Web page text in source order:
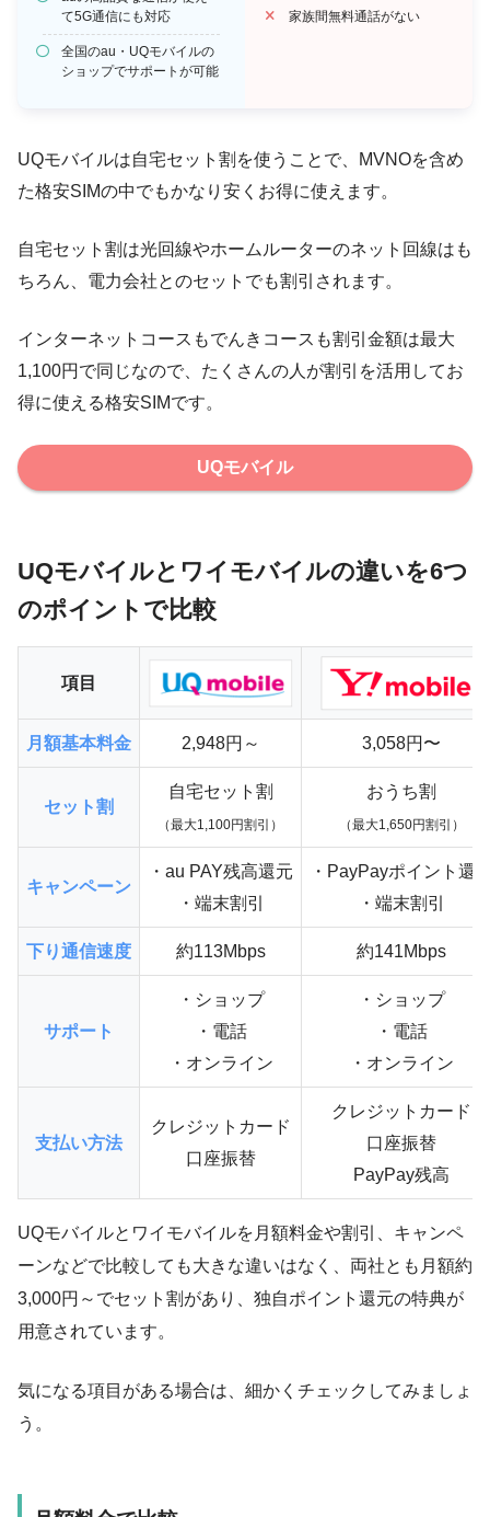
て5G通信にも対応
全国のau・UQモバイルの
ショップでサポートが可能
家族間無料通話がない
UQモバイルは自宅セット割を使うことで、MVNOを含め
た格安SIMの中でもかなり安くお得に使えます。
自宅セット割は光回線やホームルーターのネット回線はも
ちろん、電力会社とのセットでも割引されます。
インターネットコースもでんきコースも割引金額は最大
1,100円で同じなので、たくさんの人が割引を活用してお
得に使える格安SIMです。
UQモバイル
UQモバイルとワイモバイルの違いを6つ
のポイントで比較
項目
月額基本料金 2,948円～ 3,058円〜
セット割
自宅セット割
（最大1,100円割引）
おうち割
（最大1,650円割引）
キャンペーン
・au PAY残高還元
・端末割引
・PayPayポイント還
・端末割引
下り通信速度 約113Mbps 約141Mbps
サポート
・ショップ
・電話
・オンライン
・ショップ
・電話
・オンライン
支払い方法
クレジットカード
口座振替
クレジットカード
口座振替
PayPay残高
UQモバイルとワイモバイルを月額料金や割引、キャンペ
ーンなどで比較しても大きな違いはなく、両社とも月額約
3,000円～でセット割があり、独自ポイント還元の特典が
用意されています。
気になる項目がある場合は、細かくチェックしてみましょ
う。